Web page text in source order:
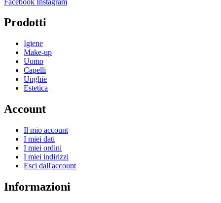
Prodotti
Igiene
Make-up
Uomo
Capelli
Unghie
Estetica
Account
Il mio account
I miei dati
I miei ordini
I miei indirizzi
Esci dall'account
Informazioni